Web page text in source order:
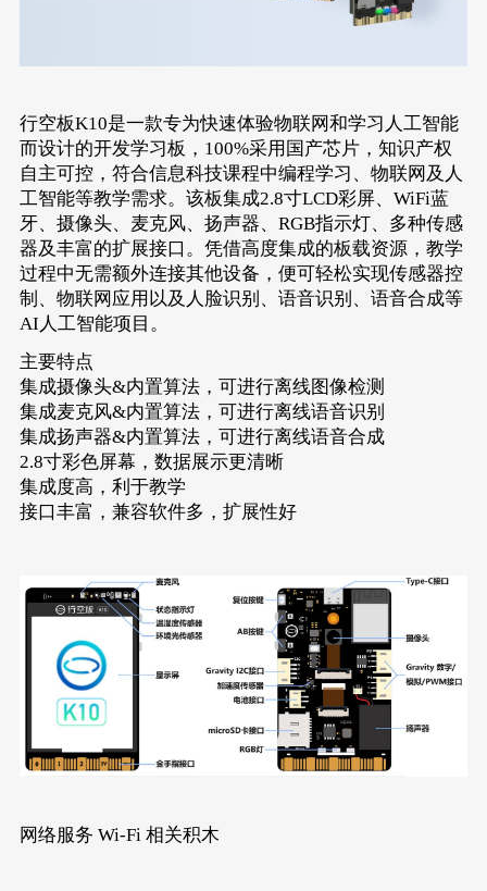
行空板K10是一款专为快速体验物联网和学习人工智能
而设计的开发学习板，100%采用国产芯片，知识产权
自主可控，符合信息科技课程中编程学习、物联网及人
工智能等教学需求。该板集成2.8寸LCD彩屏、WiFi蓝
牙、摄像头、麦克风、扬声器、RGB指示灯、多种传感
器及丰富的扩展接口。凭借高度集成的板载资源，教学
过程中无需额外连接其他设备，便可轻松实现传感器控
制、物联网应用以及人脸识别、语音识别、语音合成等
AI人工智能项目。
主要特点
集成摄像头&内置算法，可进行离线图像检测
集成麦克风&内置算法，可进行离线语音识别
集成扬声器&内置算法，可进行离线语音合成
2.8寸彩色屏幕，数据展示更清晰
集成度高，利于教学
接口丰富，兼容软件多，扩展性好
网络服务 Wi-Fi 相关积木